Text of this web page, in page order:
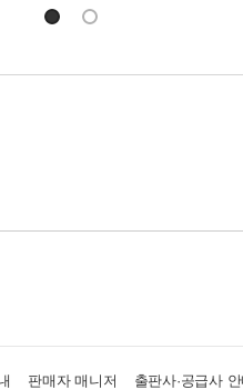
판매자 매니저 출판사·공급사 안